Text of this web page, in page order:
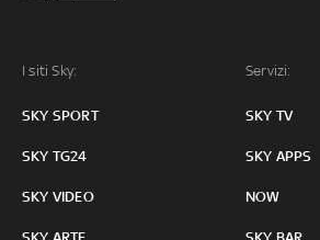
I siti Sky:
SKY SPORT
SKY TG24
SKY VIDEO
Servizi:
SKY TV
SKY APPS
NOW